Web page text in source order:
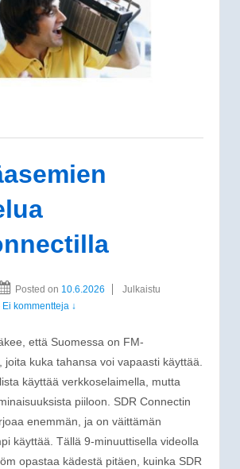
Posted on 10.6.2026
Julkaistu
Ei kommentteja ↓
että Suomessa on FM-
joita kuka tahansa voi vapaasti käyttää.
käyttää verkkoselaimella, mutta
piiloon. SDR Connectin
enemmän, ja on väittämän
käyttää. Tällä 9-minuuttisella videolla
opastaa kädestä pitäen, kuinka SDR